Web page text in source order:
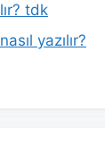
tdk
yazılır?